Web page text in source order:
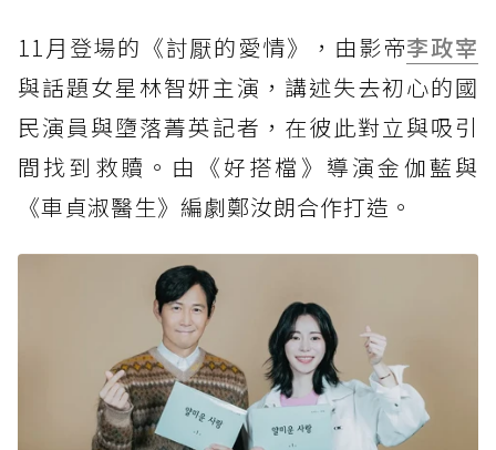
11月登場的《討厭的愛情》，由影帝李政宰
與話題女星林智妍主演，講述失去初心的國
民演員與墮落菁英記者，在彼此對立與吸引
間找到救贖。由《好搭檔》導演金伽藍與
《車貞淑醫生》編劇鄭汝朗合作打造。